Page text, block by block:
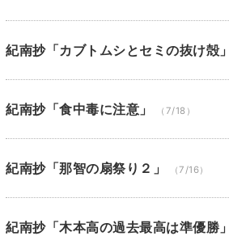
紀南抄「カブトムシとセミの抜け殻」
紀南抄「食中毒に注意」 （7/18）
紀南抄「那智の扇祭り２」 （7/16）
紀南抄「木本高の過去最高は準優勝」